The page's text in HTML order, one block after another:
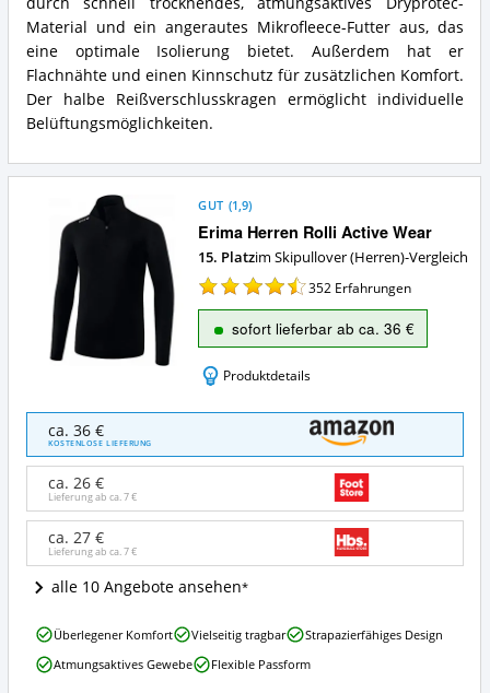
Skirolli
Dennis
Zusammenfassung:
Was
bietet
dieser
Skipullover
(Herren)?
Material und ein angerautes Mikrofleece-Futter aus, das
eine optimale Isolierung bietet. Außerdem hat er
Flachnähte und einen Kinnschutz für zusätzlichen Komfort.
Der halbe Reißverschlusskragen ermöglicht individuelle
Belüftungsmöglichkeiten.
spricht
für
diesen
Skipullover
(Herren)?
Erima Herren Rolli Active Wear
GUT (1,9)
15. Platzim Skipullover (Herren)-Vergleich
352 Erfahrungen
sofort lieferbar ab ca. 36 €
Produktdetails
Erima
Herren
Rolli
Active
Wear
Angebote:
dieser
Skipullover
erhältlich?
ca. 36 €
KOSTENLOSE LIEFERUNG
ca. 26 €
Lieferung ab ca.7 €
ca. 27 €
Lieferung ab ca.7 €
alle 10 Angebote ansehen
Erima
Herren
Rolli
Überlegener Komfort Vielseitig tragbar
Strapazierfähiges Design
Atmungsaktives Gewebe
Flexible Passform